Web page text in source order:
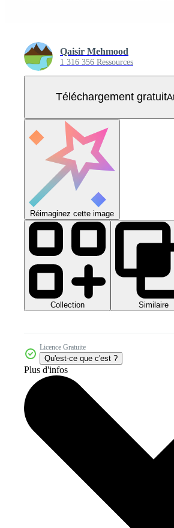
Qaisir Mehmood
1 316 356 Ressources
Téléchargement gratuit
Réimaginez cette image
Collection Similaire
Licence Gratuite
Qu'est-ce que c'est ?
Plus d'infos